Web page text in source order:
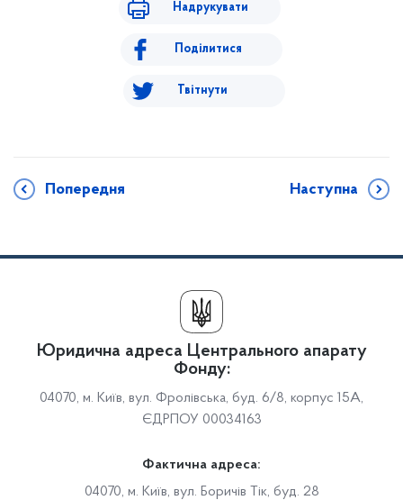
Надрукувати
Поділитися
Твітнути
Попередня Наступна
Юридична адреса Центрального апарату
Фонду:
04070, м. Київ, вул. Фролівська, буд. 6/8, корпус 15А,
ЄДРПОУ 00034163
Фактична адреса:
04070, м. Київ, вул. Боричів Тік, буд. 28